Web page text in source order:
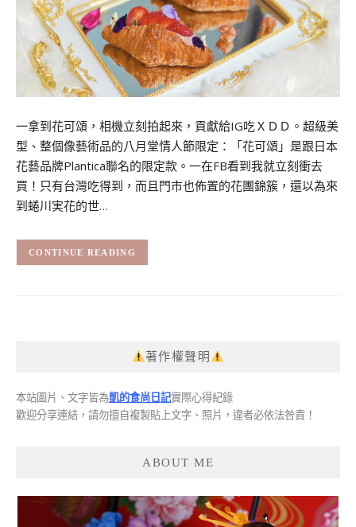
一拿到花可頌，相機立刻拍起來，貢獻給IG吃ＸＤＤ。超級美
型、整個像藝術品的八月堂情人節限定：「花可頌」是跟日本
花藝品牌Plantica聯名的限定款。一在FB看到我就立刻衝去
買！只有台灣吃得到，而且門市也佈置的花團錦簇，還以為來
到蜷川実花的世…
CONTINUE READING
著作權聲明
本站圖片、文字皆為凱的食尚日記實際心得紀錄
歡迎分享連結，請勿擅自複製貼上文字、照片，違者必依法咎責！
ABOUT ME